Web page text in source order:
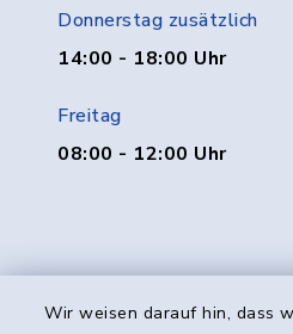
Wir weisen darauf hin, dass
Donnerstag zusätzlich
14:00 - 18:00 Uhr
Freitag
08:00 - 12:00 Uhr